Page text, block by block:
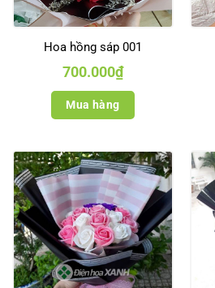
Hoa hồng sáp 001
700.000₫
Mua hàng